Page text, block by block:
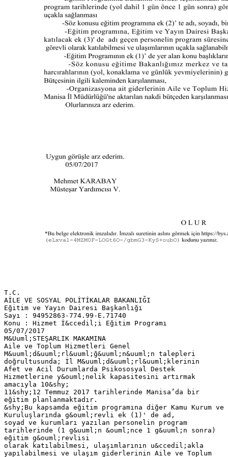
T.C.
AİLE VE SOSYAL POLİTİKALAR BAKANLIĞI
Eğitim ve Yayın Dairesi Başkanlığı
Sayı : 94952863-774.99-E.71740
Konu : Hizmet İ&ccedil;i Eğitim Programı
05/07/2017
M&Uuml;STEŞARLIK MAKAMINA
Aile ve Toplum Hizmetleri Genel
M&uuml;d&uuml;rl&uuml;ğ&uuml;n&uuml;n talepleri
doğrultusunda; İl M&uuml;d&uuml;rl&uuml;klerinin
Afet ve Acil Durumlarda Psikososyal Destek
Hizmetlerine y&ouml;nelik kapasitesini artırmak
amacıyla 10&shy;
11&shy;12 Temmuz 2017 tarihlerinde Manisa’da bir
eğitim planlanmaktadır.
&shy;Bu kapsamda eğitim programına diğer Kamu Kurum ve
Kuruluşlarında g&ouml;revli ek (1)' de ad,
soyad ve kurumları yazılan personelin program
tarihlerinde (1 g&uuml;n &ouml;nce 1 g&uuml;n sonra)
eğitim g&ouml;revlisi
olarak katılabilmesi, ulaşımlarının u&ccedil;akla
yapılabilmesi ve ulaşım giderlerinin Aile ve Toplum